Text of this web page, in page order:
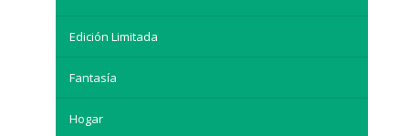
Edición Limitada
Fantasía
Hogar